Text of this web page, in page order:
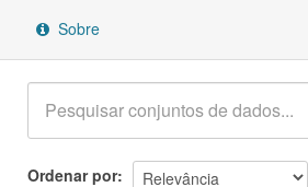
Sobre
Ordenar por